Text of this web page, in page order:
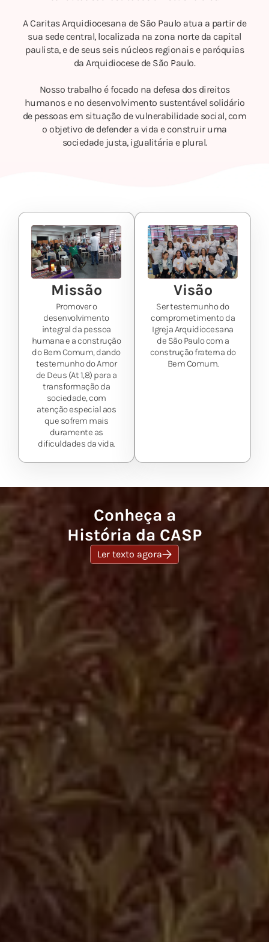
A Caritas Arquidiocesana de São Paulo atua a partir de
sua sede central, localizada na zona norte da capital
paulista, e de seus seis núcleos regionais e paróquias
da Arquidiocese de São Paulo.
Nosso trabalho é focado na defesa dos direitos
humanos e no desenvolvimento sustentável solidário
de pessoas em situação de vulnerabilidade social, com
o objetivo de defender a vida e construir uma
sociedade justa, igualitária e plural.
Missão
Promover o
desenvolvimento
integral da pessoa
humana e a construção
do Bem Comum, dando
testemunho do Amor
de Deus (At 1,8) para a
transformação da
sociedade, com
atenção especial aos
que sofrem mais
duramente as
dificuldades da vida.
Visão
Ser testemunho do
comprometimento da
Igreja Arquidiocesana
de São Paulo com a
construção fraterna do
Bem Comum.
Conheça a
História da CASP
Ler texto agora